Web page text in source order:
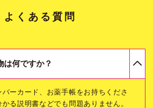
よくある質問
は何ですか？
ーカード、お薬手帳をお持ちくださ
る説明書などでも問題ありません。